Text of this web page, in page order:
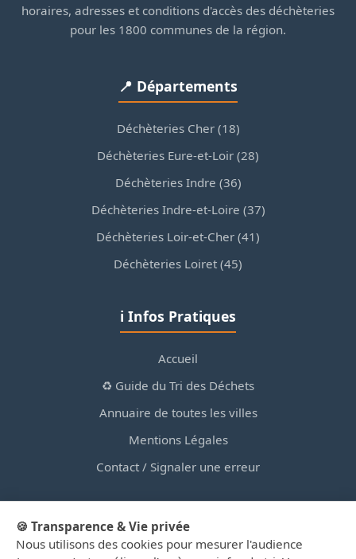
horaires, adresses et conditions d'accès des déchèteries
pour les 1800 communes de la région.
📍 Départements
Déchèteries Cher (18)
Déchèteries Eure-et-Loir (28)
Déchèteries Indre (36)
Déchèteries Indre-et-Loire (37)
Déchèteries Loir-et-Cher (41)
Déchèteries Loiret (45)
ℹ️ Infos Pratiques
Accueil
♻️ Guide du Tri des Déchets
Annuaire de toutes les villes
Mentions Légales
Contact / Signaler une erreur
© 2026 PortailDesDechetsEnRegionCentre.fr — Site
🍪 Transparence & Vie privée
Nous utilisons des cookies pour mesurer l'audience